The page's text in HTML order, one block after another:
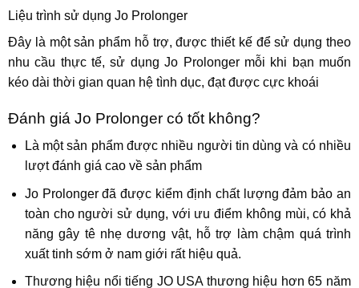
Liệu trình sử dụng Jo Prolonger
Đây là một sản phẩm hỗ trợ, được thiết kế để sử dụng theo
nhu cầu thực tế, sử dụng Jo Prolonger mỗi khi bạn muốn
kéo dài thời gian quan hệ tình dục, đạt được cực khoái
Đánh giá Jo Prolonger có tốt không?
Là một sản phẩm được nhiều người tin dùng và có nhiều
lượt đánh giá cao về sản phẩm
Jo Prolonger đã được kiểm định chất lượng đảm bảo an
toàn cho người sử dụng, với ưu điểm không mùi, có khả
năng gây tê nhẹ dương vật, hỗ trợ làm chậm quá trình
xuất tinh sớm ở nam giới rất hiệu quả.
Thương hiệu nổi tiếng JO USA thương hiệu hơn 65 năm